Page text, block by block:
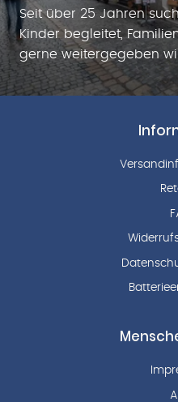
Seit über 25 Jahren
Kinder begleitet,
gerne weitergegeben